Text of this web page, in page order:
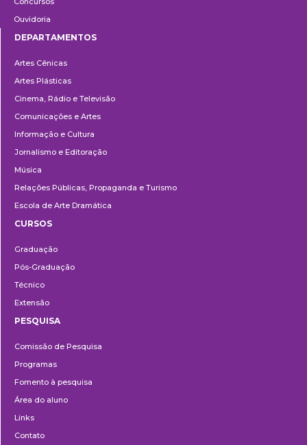
Ouvidoria
DEPARTAMENTOS
Artes Cênicas
Artes Plásticas
Cinema, Rádio e Televisão
Comunicações e Artes
Informação e Cultura
Jornalismo e Editoração
Música
Relações Públicas, Propaganda e Turismo
Escola de Arte Dramática
CURSOS
Graduação
Pós-Graduação
Técnico
Extensão
PESQUISA
Comissão de Pesquisa
Programas
Fomento à pesquisa
Área do aluno
Links
Contato